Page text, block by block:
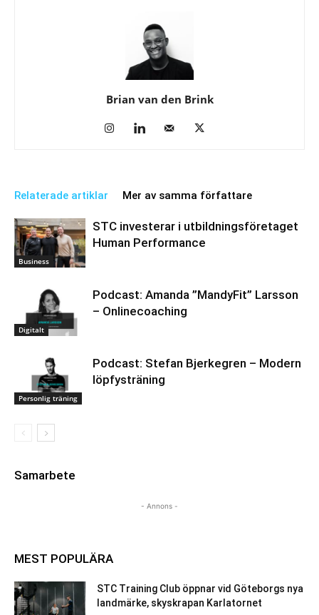
Brian van den Brink
Relaterade artiklar Mer av samma författare
Business
STC investerar i utbildningsföretaget
Human Performance
Digitalt
Podcast: Amanda ”MandyFit” Larsson
– Onlinecoaching
Personlig träning
Podcast: Stefan Bjerkegren – Modern
löpfysträning
Samarbete
- Annons -
MEST POPULÄRA
STC Training Club öppnar vid Göteborgs nya
landmärke, skyskrapan Karlatornet